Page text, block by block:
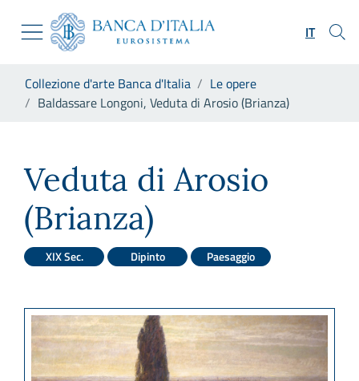
Skip to Main Content
Vai al sito istituzionale
Vai al menu di navigazione
Vai alla ricerca
Vai al footer
IT
Collezione d'arte Banca d'Italia
Le opere
Baldassare Longoni, Veduta di Arosio (Brianza)
Veduta di Arosio
(Brianza)
XIX Sec. Dipinto Paesaggio